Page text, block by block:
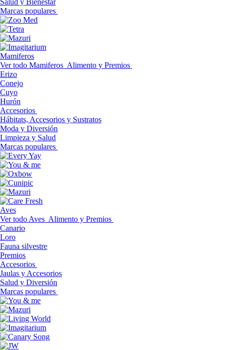
Salud y Bienestar
Marcas populares
Mamiferos
Ver todo Mamiferos Alimento y Premios
Erizo
Conejo
Cuyo
Hurón
Accesorios
Hábitats, Accesorios y Sustratos
Moda y Diversión
Limpieza y Salud
Marcas populares
Aves
Ver todo Aves Alimento y Premios
Canario
Loro
Fauna silvestre
Premios
Accesorios
Jaulas y Accesorios
Salud y Diversión
Marcas populares